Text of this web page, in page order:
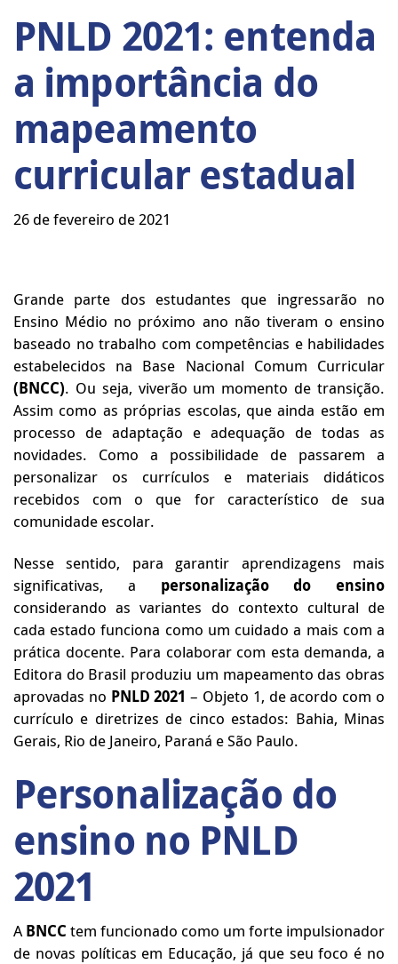
PNLD 2021: entenda
a importância do
mapeamento
curricular estadual
26 de fevereiro de 2021
Grande parte dos estudantes que ingressarão no
Ensino Médio no próximo ano não tiveram o ensino
baseado no trabalho com competências e habilidades
estabelecidos na Base Nacional Comum Curricular
(BNCC). Ou seja, viverão um momento de transição.
Assim como as próprias escolas, que ainda estão em
processo de adaptação e adequação de todas as
novidades. Como a possibilidade de passarem a
personalizar os currículos e materiais didáticos
recebidos com o que for característico de sua
comunidade escolar.
Nesse sentido, para garantir aprendizagens mais
significativas, a personalização do ensino
considerando as variantes do contexto cultural de
cada estado funciona como um cuidado a mais com a
prática docente. Para colaborar com esta demanda, a
Editora do Brasil produziu um mapeamento das obras
aprovadas no PNLD 2021– Objeto 1, de acordo com o
currículo e diretrizes de cinco estados: Bahia, Minas
Gerais, Rio de Janeiro, Paraná e São Paulo.
Personalização do
ensino no PNLD
2021
ABNCC tem funcionado como um forte impulsionador
de novas políticas em Educação, já que seu foco é no